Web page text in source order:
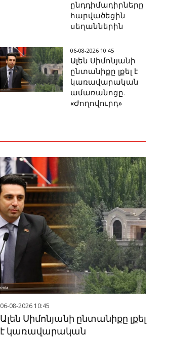
ընդդիմադիրները
հարվածեցին
սեղաններին
06-08-2026 10:45
Ալեն Սիմոնյանի
ընտանիքը լքել է
կառավարական
ամառանոցը.
«Ժողովուրդ»
06-08-2026 10:45
Ալեն Սիմոնյանի ընտանիքը լքել
է կառավարական